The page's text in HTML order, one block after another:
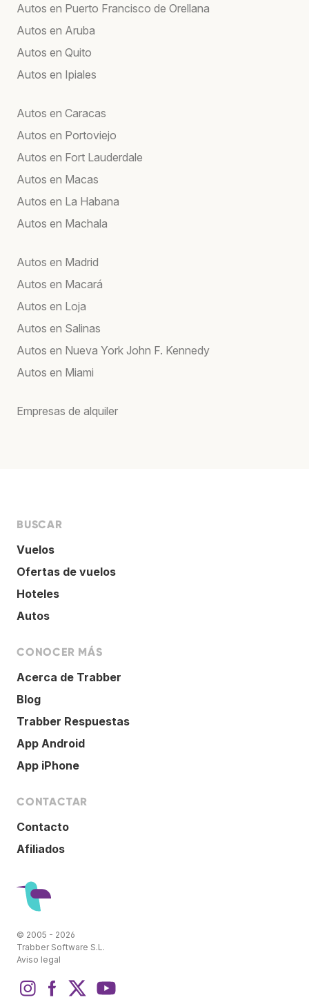
Autos en Puerto Francisco de Orellana
Autos en Aruba
Autos en Quito
Autos en Ipiales
Autos en Caracas
Autos en Portoviejo
Autos en Fort Lauderdale
Autos en Macas
Autos en La Habana
Autos en Machala
Autos en Madrid
Autos en Macará
Autos en Loja
Autos en Salinas
Autos en Nueva York John F. Kennedy
Autos en Miami
Empresas de alquiler
BUSCAR
Vuelos
Ofertas de vuelos
Hoteles
Autos
CONOCER MÁS
Acerca de Trabber
Blog
Trabber Respuestas
App Android
App iPhone
CONTACTAR
Contacto
Afiliados
© 2005 - 2026
Trabber Software S.L.
Aviso legal